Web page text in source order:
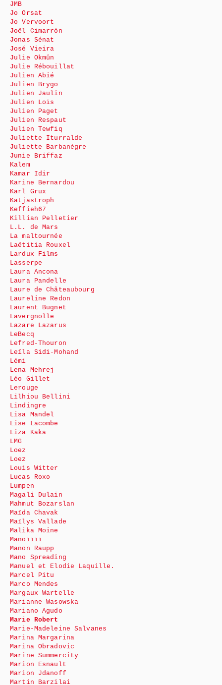
JMB
Jo Orsat
Jo Vervoort
Joël Cimarrón
Jonas Sénat
José Vieira
Julie Okmûn
Julie Rébouillat
Julien Abié
Julien Brygo
Julien Jaulin
Julien Loïs
Julien Paget
Julien Respaut
Julien Tewfiq
Juliette Iturralde
Juliette Barbanègre
Junie Briffaz
Kalem
Kamar Idir
Karine Bernardou
Karl Grux
Katjastroph
Keffieh67
Killian Pelletier
L.L. de Mars
La maltournée
Laëtitia Rouxel
Lardux Films
Lasserpe
Laura Ancona
Laura Pandelle
Laure de Châteaubourg
Laureline Redon
Laurent Bugnet
Lavergnolle
Lazare Lazarus
LeBecq
Lefred-Thouron
Leïla Sidi-Mohand
Lémi
Lena Mehrej
Léo Gillet
Lerouge
Lilhiou Bellini
Lindingre
Lisa Mandel
Lise Lacombe
Liza Kaka
LMG
Loez
Loez
Louis Witter
Lucas Roxo
Lumpen
Magali Dulain
Mahmut Bozarslan
Maïda Chavak
Maïlys Vallade
Malika Moine
Manoïïïï
Manon Raupp
Mano Spreading
Manuel et Elodie Laquille.
Marcel Pitu
Marco Mendes
Margaux Wartelle
Marianne Wasowska
Mariano Agudo
Marie Robert
Marie-Madeleine Salvanes
Marina Margarina
Marina Obradovic
Marine Summercity
Marion Esnault
Marion Jdanoff
Martin Barzilai